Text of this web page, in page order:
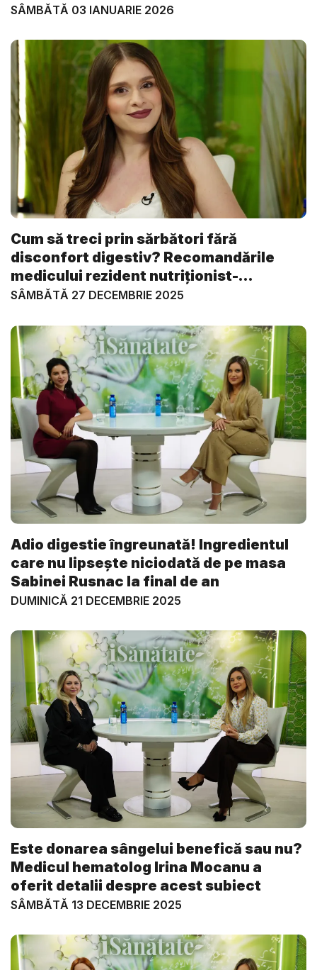
SÂMBĂTĂ 03 IANUARIE 2026
Cum să treci prin sărbători fără
disconfort digestiv? Recomandările
medicului rezident nutriționist-
dietetic...
SÂMBĂTĂ 27 DECEMBRIE 2025
Adio digestie îngreunată! Ingredientul
care nu lipsește niciodată de pe masa
Sabinei Rusnac la final de an
DUMINICĂ 21 DECEMBRIE 2025
Este donarea sângelui benefică sau nu?
Medicul hematolog Irina Mocanu a
oferit detalii despre acest subiect
SÂMBĂTĂ 13 DECEMBRIE 2025